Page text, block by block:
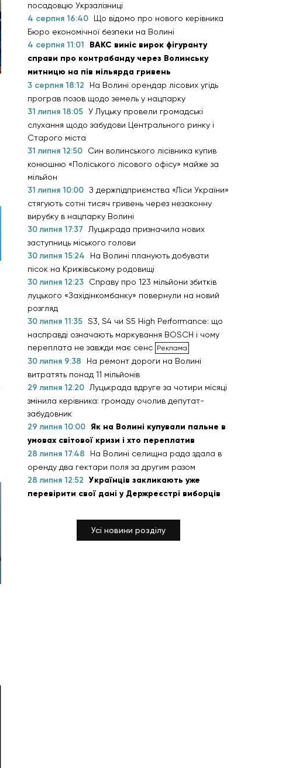
посадовцю Укрзалізниці
4 серпня 16:40
Що відомо про нового керівника
Бюро економічної безпеки на Волині
4 серпня 11:01
ВАКС виніс вирок фігуранту
справи про контрабанду через Волинську
митницю на пів мільярда гривень
3 серпня 18:12
На Волині орендар лісових угідь
програв позов щодо земель у нацпарку
31 липня 18:05 У Луцьку провели громадські
слухання щодо забудови Центрального ринку і
Старого міста
31 липня 12:50
Син волинського лісівника купив
конюшню «Поліського лісового офісу» майже за
мільйон
31 липня 10:00 З держпідприємства «Ліси України»
стягують сотні тисяч гривень через незаконну
вирубку в нацпарку Волині
30 липня 17:37
Луцькрада призначила нових
заступниць міського голови
30 липня 15:24
На Волині планують добувати
пісок на Крижівському родовищі
30 липня 12:23
Справу про 123 мільйони збитків
луцького «Західінкомбанку» повернули на новий
розгляд
30 липня 11:35 S3, S4 чи S5 High Performance: що
насправді означають маркування BOSCH і чому
переплата не завжди має сенс
30 липня 9:38
На ремонт дороги на Волині
витратять понад 11 мільйонів
29 липня 12:20 Луцькрада вдруге за чотири місяці
змінила керівника: громаду очолив депутат-
забудовник
29 липня 10:00 Як на Волині купували пальне в
умовах світової кризи і хто переплатив
28 липня 17:48
На Волині селищна рада здала в
оренду два гектари поля за другим разом
28 липня 12:52 Українців закликають уже
перевірити свої дані у Держреєстрі виборців
Усі новини розділу